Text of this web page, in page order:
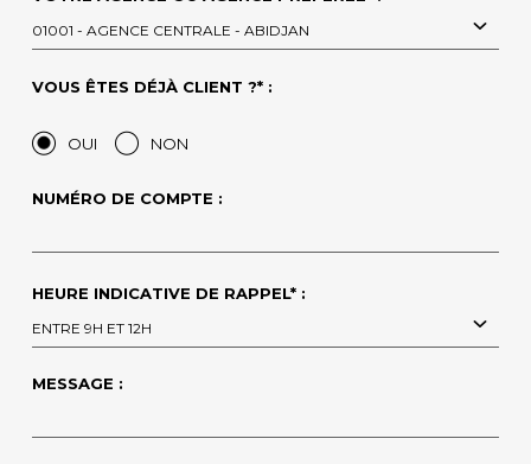
01001 - AGENCE CENTRALE - ABIDJAN
VOUS ÊTES DÉJÀ CLIENT ?* :
OUI NON
NUMÉRO DE COMPTE :
HEURE INDICATIVE DE RAPPEL* :
ENTRE 9H ET 12H
MESSAGE :